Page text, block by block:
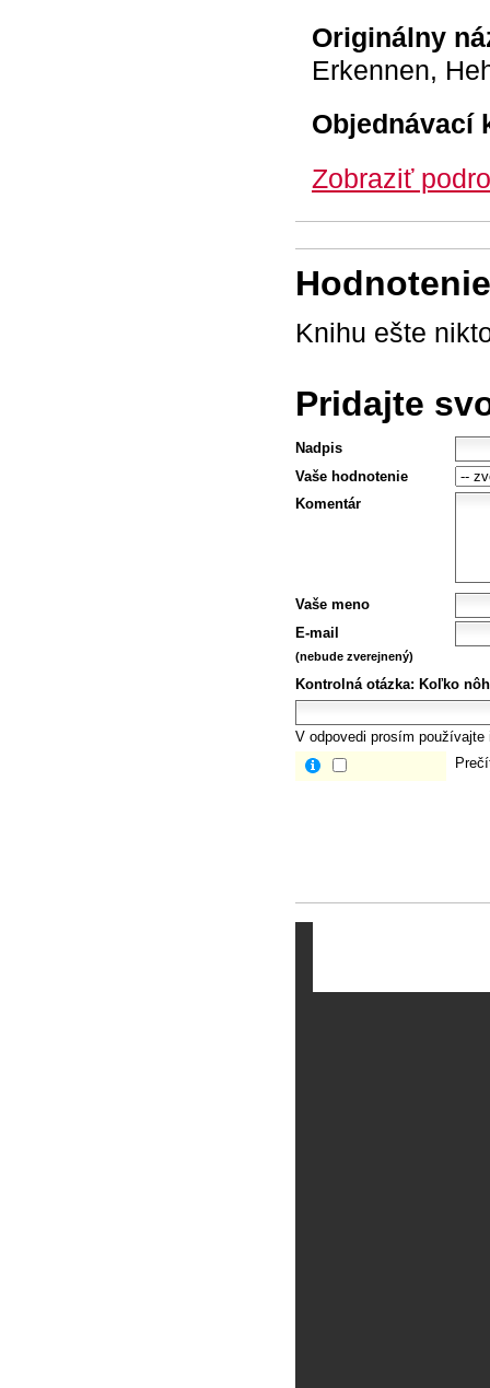
Originálny
Erkennen,
Objednávací
Zobraziť
Knihu ešte
Pridajte
Nadpis
Vaše hodnotenie
Komentár
Vaše meno
E-mail
(nebude zverejnený)
Kontrolná otázka: Koľko
V odpovedi prosím